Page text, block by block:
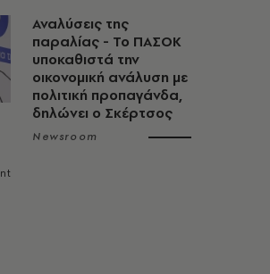
Αναλύσεις της
παραλίας - Το ΠΑΣΟΚ
υποκαθιστά την
οικονομική ανάλυση με
πολιτική προπαγάνδα,
δηλώνει ο Σκέρτσος
Newsroom